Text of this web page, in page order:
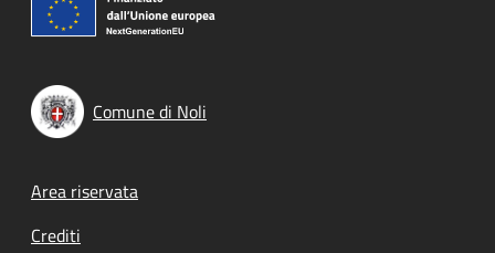
Comune di Noli
Footer menu
Area riservata
Crediti